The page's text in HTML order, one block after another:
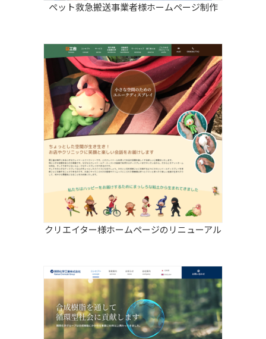
ペット救急搬送事業者様ホームページ制作
クリエイター様ホームページのリニューアル